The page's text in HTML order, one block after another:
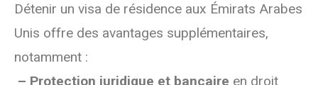
Détenir un visa de résidence aux Émirats Arabes
Unis offre des avantages supplémentaires,
notamment :
– Protection juridique et bancaire en droit